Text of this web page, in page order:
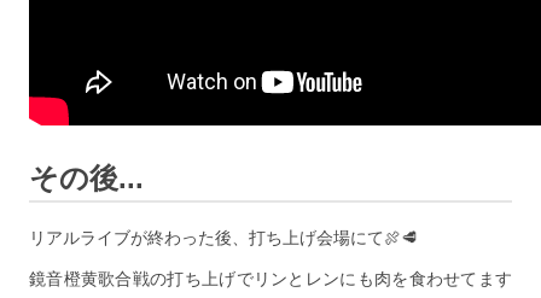
その後...
リアルライブが終わった後、打ち上げ会場にて🍖🥩
鏡音橙黄歌合戦の打ち上げでリンとレンにも肉を食わせてます